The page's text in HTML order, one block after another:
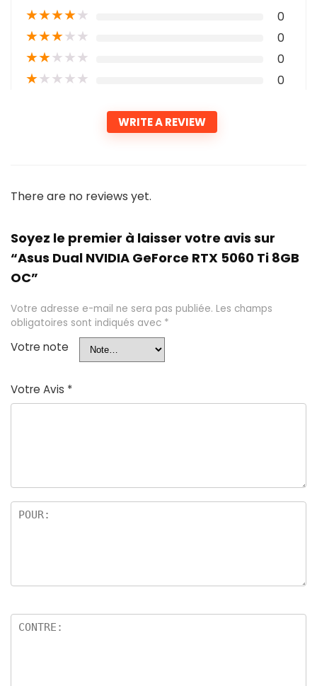
★★★★★ 0
★★★★★ 0
★★★★★ 0
★★★★★ 0
WRITE A REVIEW
There are no reviews yet.
Soyez le premier à laisser votre avis sur
“Asus Dual NVIDIA GeForce RTX 5060 Ti 8GB
OC”
Votre adresse e-mail ne sera pas publiée. Les champs
obligatoires sont indiqués avec *
Votre note
Votre Avis *